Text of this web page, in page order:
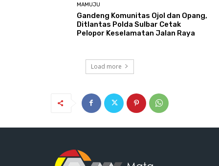
MAMUJU
Gandeng Komunitas Ojol dan Opang,
Ditlantas Polda Sulbar Cetak
Pelopor Keselamatan Jalan Raya
Load more